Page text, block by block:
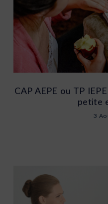
CAP AEPE ou TP
petite
3